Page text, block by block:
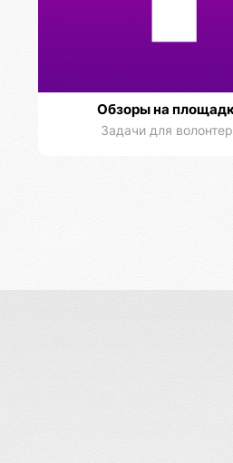
Обзоры на
Задачи для